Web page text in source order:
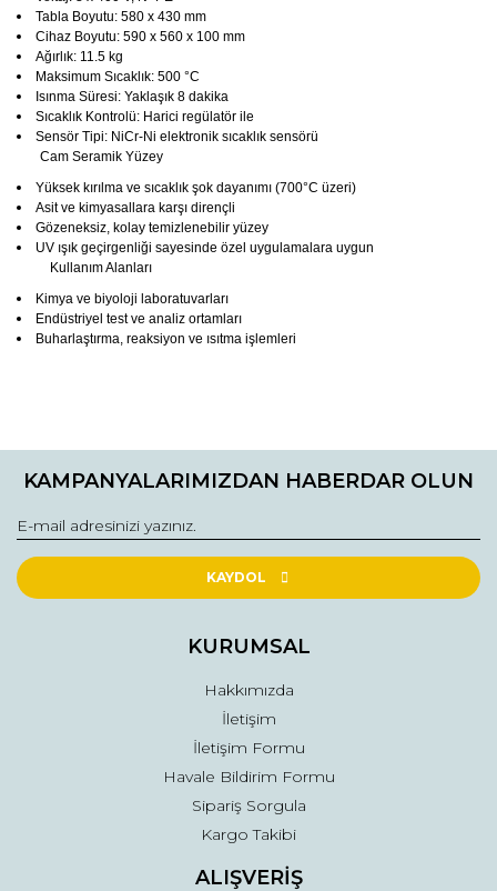
Tabla Boyutu: 580 x 430 mm
Cihaz Boyutu: 590 x 560 x 100 mm
Ağırlık: 11.5 kg
Maksimum Sıcaklık: 500 °C
Isınma Süresi: Yaklaşık 8 dakika
Sıcaklık Kontrolü: Harici regülatör ile
Sensör Tipi: NiCr-Ni elektronik sıcaklık sensörü
Cam Seramik Yüzey
Yüksek kırılma ve sıcaklık şok dayanımı (700°C üzeri)
Asit ve kimyasallara karşı dirençli
Gözeneksiz, kolay temizlenebilir yüzey
UV ışık geçirgenliği sayesinde özel uygulamalara uygun
Kullanım Alanları
Kimya ve biyoloji laboratuvarları
Endüstriyel test ve analiz ortamları
Buharlaştırma, reaksiyon ve ısıtma işlemleri
konularda yetersiz gördüğünüz noktaları öneri formunu
Görüş ve önerileriniz için teşekkür ederiz.
Ürün resmi kalitesiz, bozuk veya görüntülenemiyor.
Ürün açıklamasında eksik bilgiler bulunuyor.
Ürün fiyatı diğer sitelerden daha pahalı.
Gönder
KAMPANYALARIMIZDAN HABERDAR OLUN
KAYDOL
KURUMSAL
Hakkımızda
İletişim
İletişim Formu
Havale Bildirim Formu
Sipariş Sorgula
Kargo Takibi
ALIŞVERİŞ